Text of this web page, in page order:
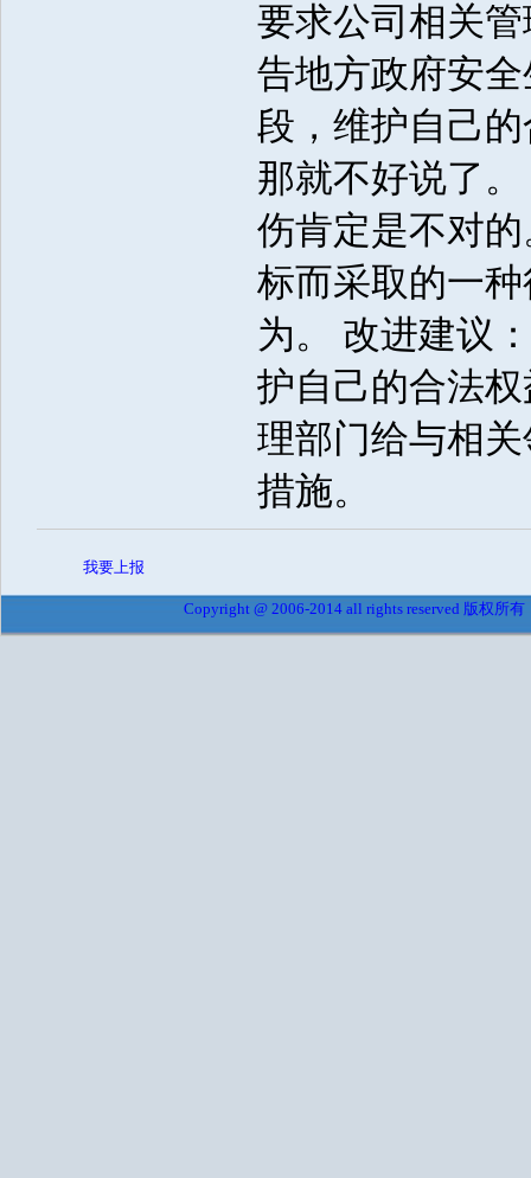
要求公司相关
告地方政府安
段，维护自己
那就不好说了
伤肯定是不对
标而采取的一
为。 改进建议
护自己的合法
理部门给与相
措施。
我要上报
Copyright @ 2006-2014 all rights reserved 版权所